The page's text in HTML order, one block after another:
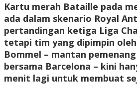
Kartu merah Bataille pada
ada dalam skenario Royal
pertandingan ketiga Liga
tetapi tim yang dipimpin
Bommel – mantan
bersama Barcelona – kini
menit lagi untuk membuat